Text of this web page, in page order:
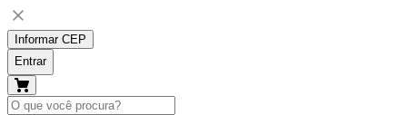
Informar CEP
Entrar